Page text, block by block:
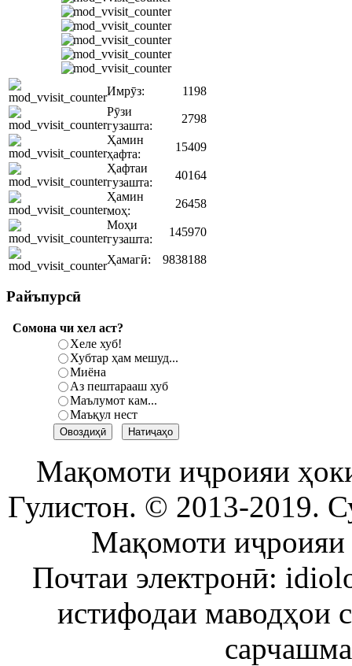
Имрӯз:
1198
Рӯзи
гузашта:
2798
Ҳамин
ҳафта:
15409
Ҳафтаи
гузашта:
40164
Ҳамин
моҳ:
26458
Моҳи
гузашта:
145970
Ҳамагӣ: 9838188
Райъпурсӣ
Сомона чи хел аст?
Хеле хуб!
Хубтар ҳам мешуд...
Миёна
Аз пештарааш хуб
Маълумот кам...
Маъқул нест
Мақомоти иҷроияи
Гулистон. © 2013-2019.
Мақомоти иҷроияи
Почтаи электронӣ:
истифодаи маводҳои